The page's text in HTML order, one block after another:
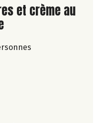
et crème au